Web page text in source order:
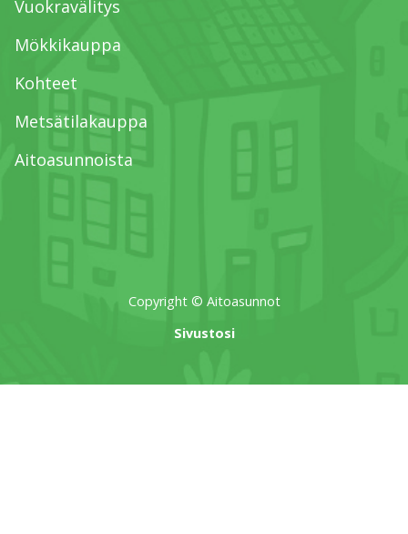
Vuokravälitys
Mökkikauppa
Kohteet
Metsätilakauppa
Aitoasunnoista
Copyright © Aitoasunnot
Sivustosi